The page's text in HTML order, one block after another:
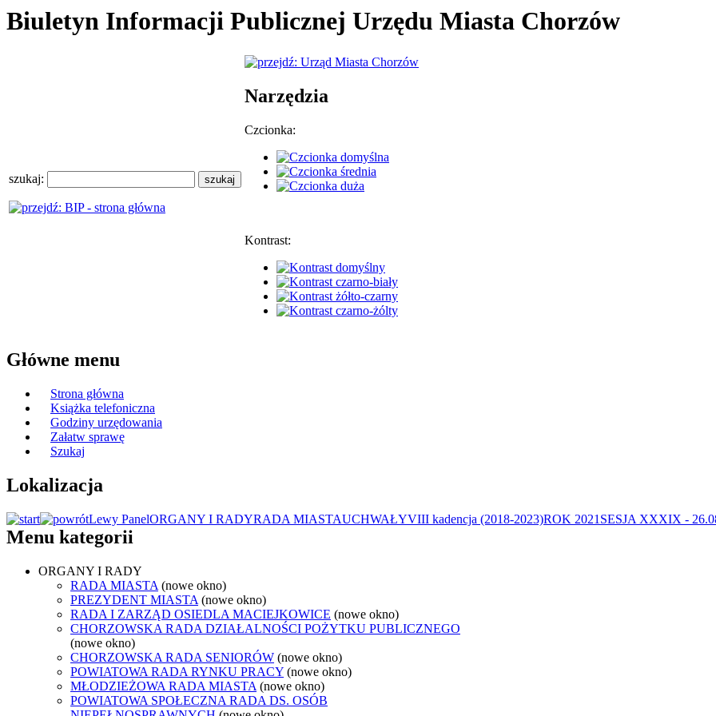
Biuletyn Informacji Publicznej Urzędu Miasta Chorzów
szukaj:
Narzędzia
Czcionka:
Kontrast:
Główne menu
Strona główna
Książka telefoniczna
Godziny urzędowania
Załatw sprawę
Szukaj
Lokalizacja
Lewy PanelORGANY I RADYRADA MIASTAUCHWAŁYVIII kadencja (2018-2023)ROK 2021 SESJA XXXIX -
Menu kategorii
ORGANY I RADY
RADA MIASTA (nowe okno)
PREZYDENT MIASTA (nowe okno)
RADA I ZARZĄD OSIEDLA MACIEJKOWICE (nowe okno)
CHORZOWSKA RADA DZIAŁALNOŚCI POŻYTKU PUBLICZNEGO
(nowe okno)
CHORZOWSKA RADA SENIORÓW (nowe okno)
POWIATOWA RADA RYNKU PRACY (nowe okno)
MŁODZIEŻOWA RADA MIASTA (nowe okno)
POWIATOWA SPOŁECZNA RADA DS. OSÓB